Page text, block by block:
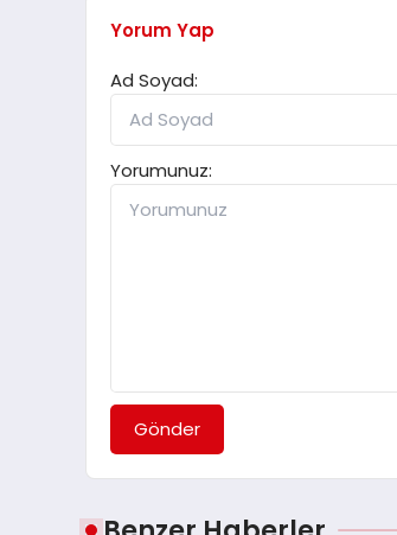
Yorum Yap
Ad Soyad:
Yorumunuz:
Gönder